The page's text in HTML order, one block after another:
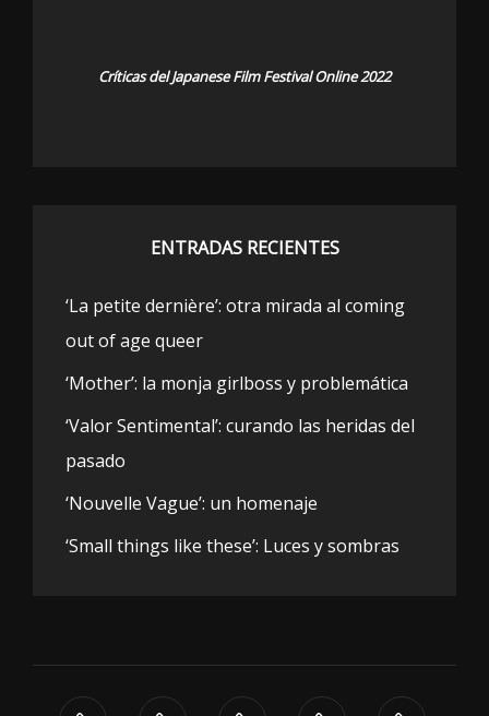
Críticas del Japanese Film Festival Online 2022
ENTRADAS RECIENTES
‘La petite dernière’: otra mirada al coming
out of age queer
‘Mother’: la monja girlboss y problemática
‘Valor Sentimental’: curando las heridas del
pasado
‘Nouvelle Vague’: un homenaje
‘Small things like these’: Luces y sombras